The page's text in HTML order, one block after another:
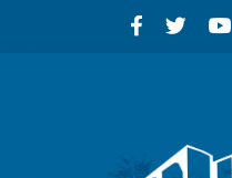
FacebookTwitter